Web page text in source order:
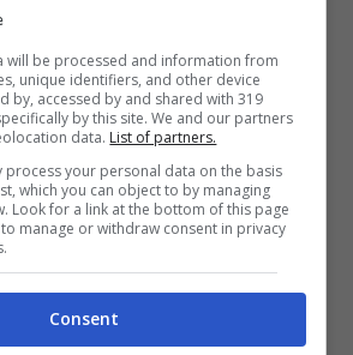
a Roma, caos
“Addebiti multipli
auto”
will be processed and information from
unique identifiers, and other device
by, accessed by and shared with 319
by this site. We and our partners
data. List of partners.
process your personal data on the basis
which you can object to by managing
Look for a link at the bottom of this page
manage or withdraw consent in privacy
Consent